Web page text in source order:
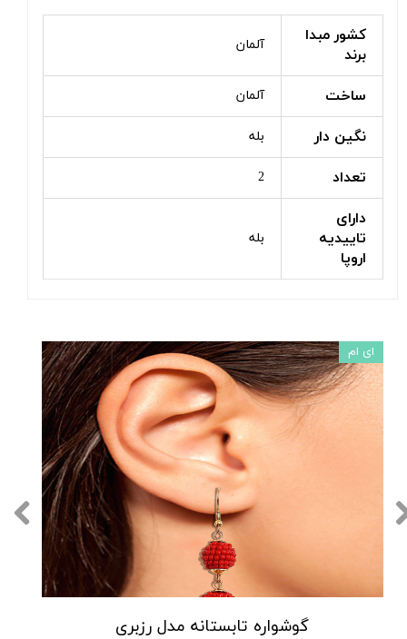
کشور مبدا
برند
آلمان
ساخت آلمان
نگین دار بله
تعداد 2
دارای
تاییدیه
اروپا
بله
گوشواره تابستانه مدل رزبری
ای ام